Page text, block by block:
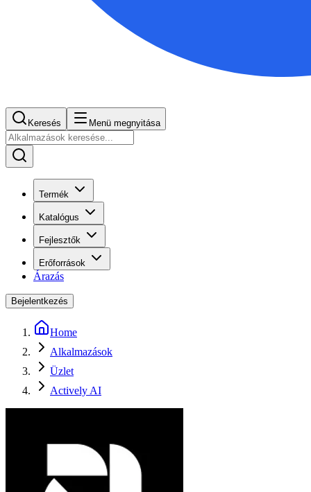
Keresés Menü megnyitása
Termék
Katalógus
Fejlesztők
Erőforrások
Árazás
Bejelentkezés
Home
Alkalmazások
Üzlet
Actively AI